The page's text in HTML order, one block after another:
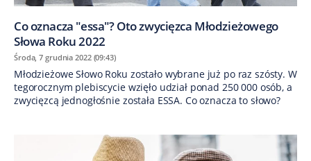
Co oznacza "essa"? Oto zwycięzca Młodzieżowego
Słowa Roku 2022
Środa, 7 grudnia 2022 (09:43)
Młodzieżowe Słowo Roku zostało wybrane już po raz szósty. W
tegorocznym plebiscycie wzięło udział ponad 250 000 osób, a
zwycięzcą jednogłośnie została ESSA. Co oznacza to słowo?